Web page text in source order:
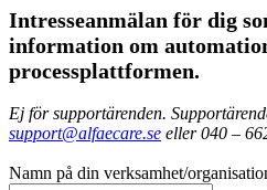
Intresseanmälan för dig
information om
processplattformen.
Ej för supportärenden.
support@alfaecare.se eller 040 –
Namn på din verksamhet/